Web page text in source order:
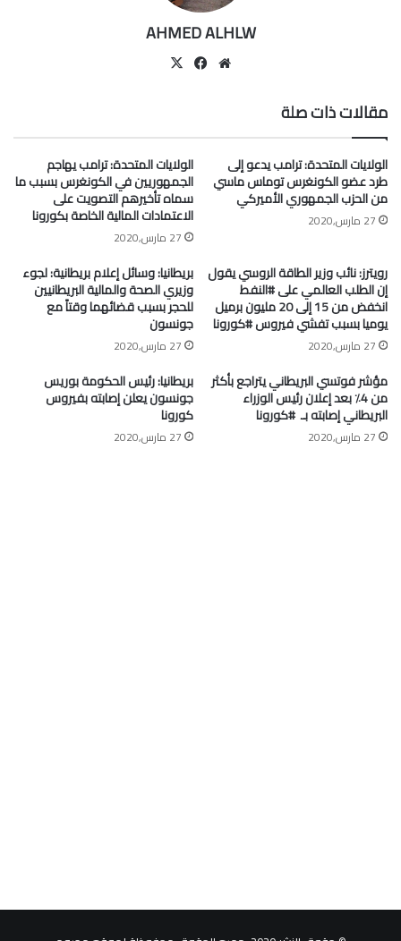
AHMED ALHLW
موقعفيسبوك
مقالات ذات صلة
الولايات المتحدة: ترامب يدعو إلى
طرد عضو الكونغرس توماس ماسي
من الحزب الجمهوري الأميركي
27 مارس,2020
الولايات المتحدة: ترامب يهاجم
الجمهوريين في الكونغرس بسبب ما
سماه تأخيرهم التصويت على
الاعتمادات المالية الخاصة بكورونا
27 مارس,2020
رويترز: نائب وزير الطاقة الروسي يقول
إن الطلب العالمي على #النفط
انخفض من 15 إلى 20 مليون برميل
يوميا بسبب تفشي فيروس #كورونا
27 مارس,2020
بريطانيا: وسائل إعلام بريطانية: لجوء
وزيري الصحة والمالية البريطانيين
للحجر بسبب قضائهما وقتاً مع
جونسون
27 مارس,2020
مؤشر فوتسي البريطاني يتراجع بأكثر
من 4٪ بعد إعلان رئيس الوزراء
البريطاني إصابته بـ ⁧ #كورونا⁩
27 مارس,2020
بريطانيا: رئيس الحكومة بوريس
جونسون يعلن إصابته بفيروس
كورونا
27 مارس,2020